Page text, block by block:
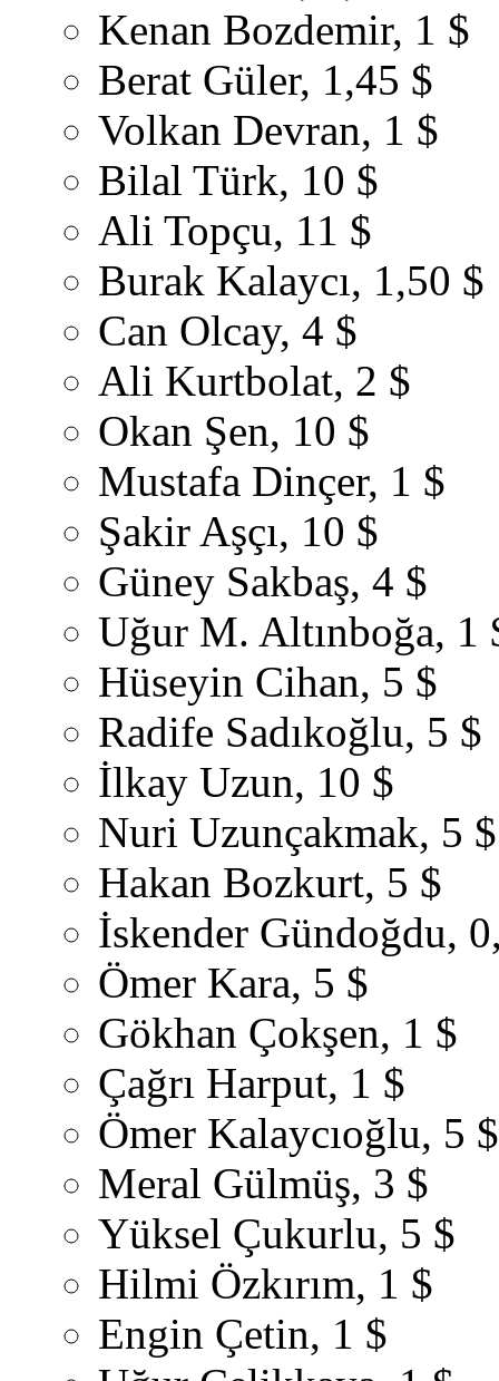
Kenan Bozdemir, 1 $
Berat Güler, 1,45 $
Volkan Devran, 1 $
Bilal Türk, 10 $
Ali Topçu, 11 $
Burak Kalaycı, 1,50 $
Can Olcay, 4 $
Ali Kurtbolat, 2 $
Okan Şen, 10 $
Mustafa Dinçer, 1 $
Şakir Aşçı, 10 $
Güney Sakbaş, 4 $
Uğur M. Altınboğa, 1
Hüseyin Cihan, 5 $
Radife Sadıkoğlu, 5 $
İlkay Uzun, 10 $
Nuri Uzunçakmak, 5 $
Hakan Bozkurt, 5 $
İskender Gündoğdu,
Ömer Kara, 5 $
Gökhan Çokşen, 1 $
Çağrı Harput, 1 $
Ömer Kalaycıoğlu, 5 $
Meral Gülmüş, 3 $
Yüksel Çukurlu, 5 $
Hilmi Özkırım, 1 $
Engin Çetin, 1 $